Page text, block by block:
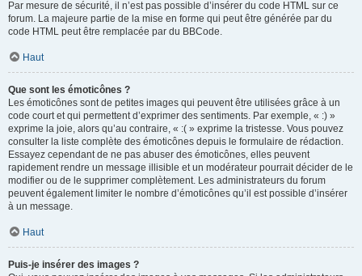
Par mesure de sécurité, il n’est pas possible d’insérer du code HTML sur ce
forum. La majeure partie de la mise en forme qui peut être générée par du
code HTML peut être remplacée par du BBCode.
Haut
Que sont les émoticônes ?
Les émoticônes sont de petites images qui peuvent être utilisées grâce à un
code court et qui permettent d’exprimer des sentiments. Par exemple, « :) »
exprime la joie, alors qu’au contraire, « :( » exprime la tristesse. Vous pouvez
consulter la liste complète des émoticônes depuis le formulaire de rédaction.
Essayez cependant de ne pas abuser des émoticônes, elles peuvent
rapidement rendre un message illisible et un modérateur pourrait décider de le
modifier ou de le supprimer complètement. Les administrateurs du forum
peuvent également limiter le nombre d’émoticônes qu’il est possible d’insérer
à un message.
Haut
Puis-je insérer des images ?